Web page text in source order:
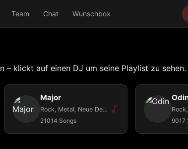
Team Chat Wunschbox
– klickt auf einen DJ um seine Playlist zu sehen.
Major
Rock, Metal, Neue Deutsche Härte, Elektro Dance Music
21014 Songs
9017